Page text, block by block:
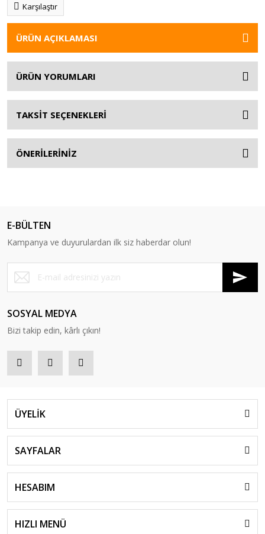
Karşılaştır
ÜRÜN AÇIKLAMASI
ÜRÜN YORUMLARI
TAKSİT SEÇENEKLERİ
ÖNERİLERİNİZ
E-BÜLTEN
Kampanya ve duyurulardan ilk siz haberdar olun!
SOSYAL MEDYA
Bizi takip edin, kârlı çıkın!
ÜYELİK
SAYFALAR
HESABIM
HIZLI MENÜ